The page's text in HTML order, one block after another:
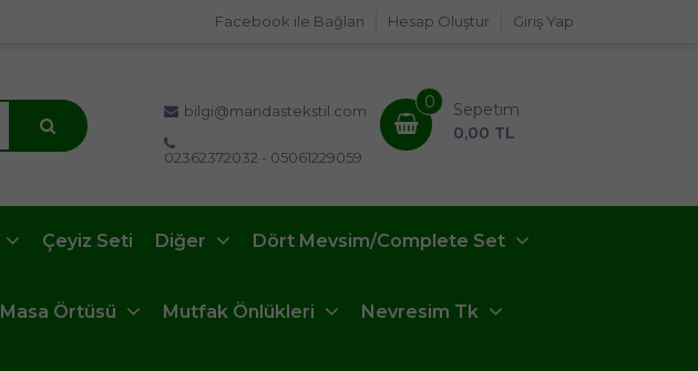
Giriş Yap
Hesap Oluştur
Facebook ile Bağlan
bilgi@mandastekstil.com
02362372032 - 05061229059
0
Sepetim
0,00 TL
Çeyiz Seti Diğer Dört Mevsim/Complete Set
Masa Örtüsü Mutfak Önlükleri Nevresim Tk